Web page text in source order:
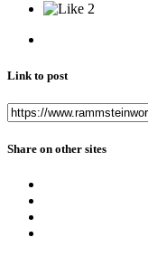
2
Link to post
Share on other sites